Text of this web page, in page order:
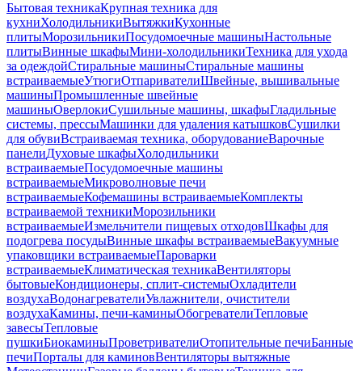
Бытовая техникаКрупная техника для
кухниХолодильникиВытяжкиКухонные
плитыМорозильникиПосудомоечные машиныНастольные
плитыВинные шкафыМини-холодильникиТехника для ухода
за одеждойСтиральные машиныСтиральные машины
встраиваемыеУтюгиОтпаривателиШвейные, вышивальные
машиныПромышленные швейные
машиныОверлокиСушильные машины, шкафыГладильные
системы, прессыМашинки для удаления катышковСушилки
для обувиВстраиваемая техника, оборудованиеВарочные
панелиДуховые шкафыХолодильники
встраиваемыеПосудомоечные машины
встраиваемыеМикроволновые печи
встраиваемыеКофемашины встраиваемыеКомплекты
встраиваемой техникиМорозильники
встраиваемыеИзмельчители пищевых отходовШкафы для
подогрева посудыВинные шкафы встраиваемыеВакуумные
упаковщики встраиваемыеПароварки
встраиваемыеКлиматическая техникаВентиляторы
бытовыеКондиционеры, сплит-системыОхладители
воздухаВодонагревателиУвлажнители, очистители
воздухаКамины, печи-каминыОбогревателиТепловые
завесыТепловые
пушкиБиокаминыПроветривателиОтопительные печиБанные
печиПорталы для каминовВентиляторы вытяжные